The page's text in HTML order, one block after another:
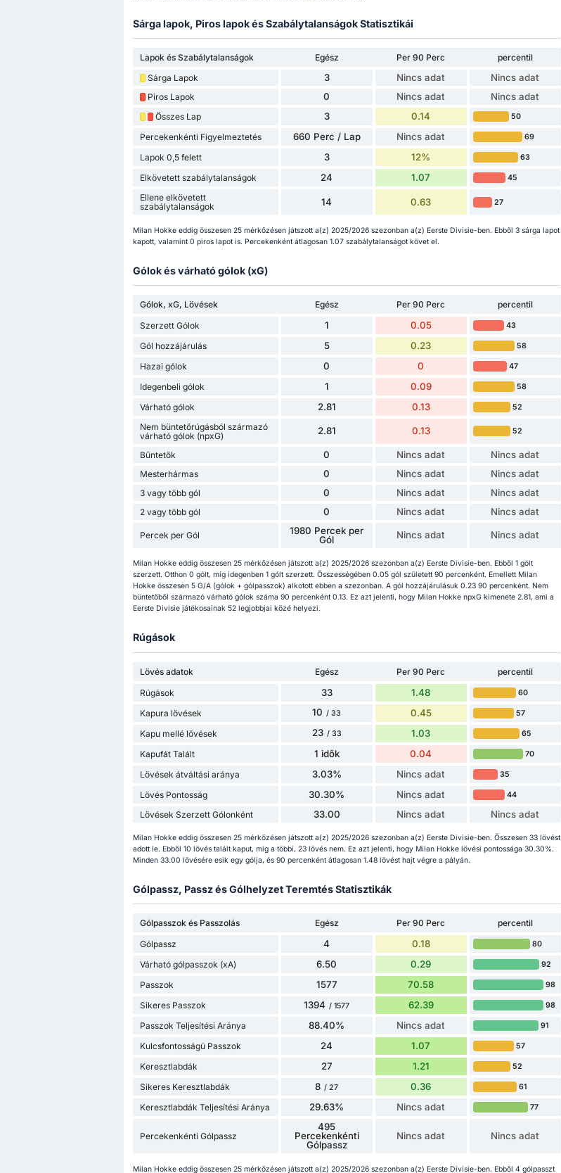
Sárga lapok, Piros lapok és Szabálytalanságok Statisztikái
Lapok és Szabálytalanságok Egész Per 90 Perc
percentil
Sárga Lapok
3 Nincs adat Nincs adat
Piros Lapok 0 Nincs adat Nincs adat
Összes Lap 3 0.14 50
Percekenkénti Figyelmeztetés 660 Perc / Lap Nincs adat 69
Lapok 0,5 felett 3 12% 63
Elkövetett szabálytalanságok 24 1.07 45
Ellene elkövetett
szabálytalanságok
14 0.63 27
Milan Hokke eddig összesen 25 mérkőzésen játszott a(z) 2025/2026 szezonban a(z) Eerste Divisie-ben. Ebből 3 sárga lapot
kapott, valamint 0 piros lapot is. Percekenként átlagosan 1.07 szabálytalanságot követ el.
Gólok és várható gólok (xG)
Gólok, xG, Lövések Egész Per 90 Perc
percentil
Szerzett Gólok
1 0.05 43
Gól hozzájárulás 5 0.23 58
Hazai gólok 0 0 47
Idegenbeli gólok 1 0.09 58
Várható gólok 2.81 0.13 52
Nem büntetőrúgásból származó
várható gólok (npxG)
2.81 0.13 52
Büntetők 0 Nincs adat Nincs adat
Mesterhármas 0 Nincs adat Nincs adat
3 vagy több gól 0 Nincs adat Nincs adat
2 vagy több gól 0 Nincs adat Nincs adat
Percek per Gól
1980 Percek per
Gól
Nincs adat Nincs adat
Milan Hokke eddig összesen 25 mérkőzésen játszott a(z) 2025/2026 szezonban a(z) Eerste Divisie-ben. Ebből 1 gólt
szerzett. Otthon 0 gólt, míg idegenben 1 gólt szerzett. Összességében 0.05 gól született 90 percenként. Emellett Milan
Hokke összesen 5 G/A (gólok + gólpasszok) alkotott ebben a szezonban. A gól hozzájárulásuk 0.23 90 percenként. Nem
büntetőből származó várható gólok száma 90 percenként 0.13. Ez azt jelenti, hogy Milan Hokke npxG kimenete 2.81, ami a
Eerste Divisie játékosainak 52 legjobbjai közé helyezi.
Rúgások
Lövés adatok Egész Per 90 Perc
percentil
Rúgások
33 1.48 60
Kapura lövések 10 / 33 0.45 57
Kapu mellé lövések 23 / 33 1.03 65
Kapufát Talált 1 idők 0.04 70
Lövések átváltási aránya 3.03% Nincs adat 35
Lövés Pontosság 30.30% Nincs adat 44
Lövések Szerzett Gólonként 33.00 Nincs adat Nincs adat
Milan Hokke eddig összesen 25 mérkőzésen játszott a(z) 2025/2026 szezonban a(z) Eerste Divisie-ben. Összesen 33 lövést
adott le. Ebből 10 lövés talált kaput, míg a többi, 23 lövés nem. Ez azt jelenti, hogy Milan Hokke lövési pontossága 30.30%.
Minden 33.00 lövésére esik egy gólja, és 90 percenként átlagosan 1.48 lövést hajt végre a pályán.
Gólpassz, Passz és Gólhelyzet Teremtés Statisztikák
Gólpasszok és Passzolás Egész Per 90 Perc
percentil
Gólpassz
4 0.18 80
Várható gólpasszok (xA) 6.50 0.29 92
Passzok 1577 70.58 98
Sikeres Passzok 1394 / 1577 62.39 98
Passzok Teljesítési Aránya 88.40% Nincs adat 91
Kulcsfontosságú Passzok 24 1.07 57
Keresztlabdák 27 1.21 52
Sikeres Keresztlabdák 8 / 27 0.36 61
Keresztlabdák Teljesítési Aránya 29.63% Nincs adat 77
Percekenkénti Gólpassz
495
Percekenkénti
Gólpassz
Nincs adat Nincs adat
Milan Hokke eddig összesen 25 mérkőzésen játszott a(z) 2025/2026 szezonban a(z) Eerste Divisie-ben. Ebből 4 gólpasszt